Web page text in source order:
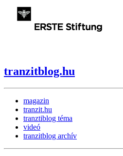
tranzitblog.hu
magazin
tranzit.hu
tranztiblog téma
videó
tranzitblog archív